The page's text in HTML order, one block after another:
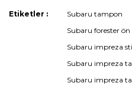
Etiketler : Subaru tampon
Subaru forester
Subaru impreza
Subaru impreza
Subaru impreza